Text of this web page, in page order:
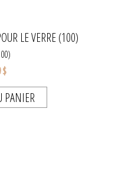
LE VERRE (100)
PANIER